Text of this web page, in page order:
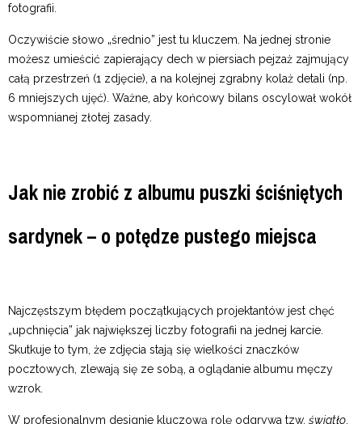
fotografii.
Oczywiście słowo „średnio” jest tu kluczem. Na jednej stronie
możesz umieścić zapierający dech w piersiach pejzaż zajmujący
całą przestrzeń (1 zdjęcie), a na kolejnej zgrabny kolaż detali (np.
6 mniejszych ujęć). Ważne, aby końcowy bilans oscylował wokół
wspomnianej złotej zasady.
Jak nie zrobić z albumu puszki ściśniętych
sardynek – o potędze pustego miejsca
Najczęstszym błędem początkujących projektantów jest chęć
„upchnięcia” jak największej liczby fotografii na jednej karcie.
Skutkuje to tym, że zdjęcia stają się wielkości znaczków
pocztowych, zlewają się ze sobą, a oglądanie albumu męczy
wzrok.
W profesjonalnym designie kluczową rolę odgrywa tzw. światło